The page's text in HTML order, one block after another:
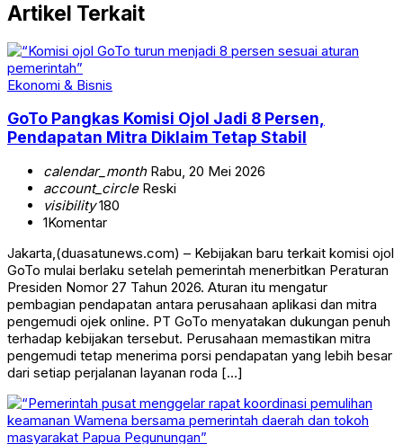
Artikel Terkait
Ekonomi & Bisnis
GoTo Pangkas Komisi Ojol Jadi 8 Persen,
Pendapatan Mitra Diklaim Tetap Stabil
calendar_monthRabu, 20 Mei 2026
account_circleReski
visibility180
1Komentar
Jakarta,(duasatunews.com) – Kebijakan baru terkait komisi ojol
GoTo mulai berlaku setelah pemerintah menerbitkan Peraturan
Presiden Nomor 27 Tahun 2026. Aturan itu mengatur
pembagian pendapatan antara perusahaan aplikasi dan mitra
pengemudi ojek online. PT GoTo menyatakan dukungan penuh
terhadap kebijakan tersebut. Perusahaan memastikan mitra
pengemudi tetap menerima porsi pendapatan yang lebih besar
dari setiap perjalanan layanan roda […]